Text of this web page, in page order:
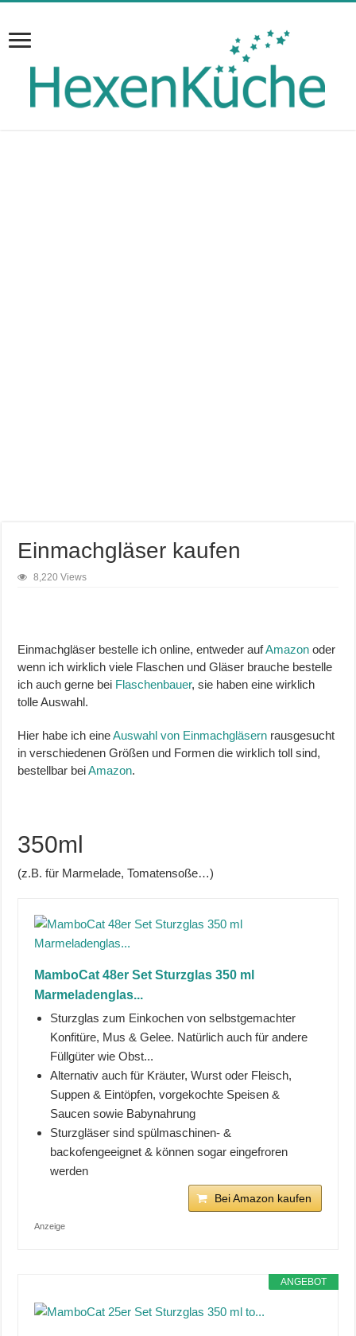
Einmachgläser kaufen
8,220 Views
Einmachgläser bestelle ich online, entweder aufAmazon oder
wenn ich wirklich viele Flaschen und Gläser brauche bestelle
ich auch gerne bei Flaschenbauer, sie haben eine wirklich
tolle Auswahl.
Hier habe ich eineAuswahl von Einmachgläsern rausgesucht
in verschiedenen Größen und Formen die wirklich toll sind,
bestellbar beiAmazon.
350ml
(z.B. für Marmelade, Tomatensoße…)
MamboCat 48er Set Sturzglas 350 ml
Marmeladenglas...
Sturzglas zum Einkochen von selbstgemachter
Konfitüre, Mus & Gelee. Natürlich auch für andere
Füllgüter wie Obst...
Alternativ auch für Kräuter, Wurst oder Fleisch,
Suppen & Eintöpfen, vorgekochte Speisen &
Saucen sowie Babynahrung
Sturzgläser sind spülmaschinen- &
backofengeeignet & können sogar eingefroren
werden
Bei Amazon kaufen
Anzeige
ANGEBOT